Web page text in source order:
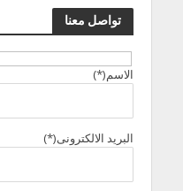
تواصل معنا
الاسم(*)
البريد الالكترونى(*)